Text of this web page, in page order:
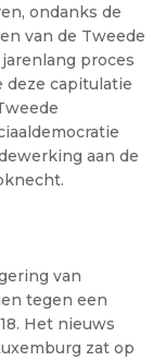
ondanks de
van de Tweede
proces
deze capitulatie
aan de
van
tegen een
Het nieuws
zat op